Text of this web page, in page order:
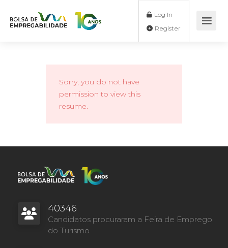
Log In
Sorry, you do not have
permission to view this
resume.
40346
Candidatos procuraram a Feira de Emprego
do Turismo